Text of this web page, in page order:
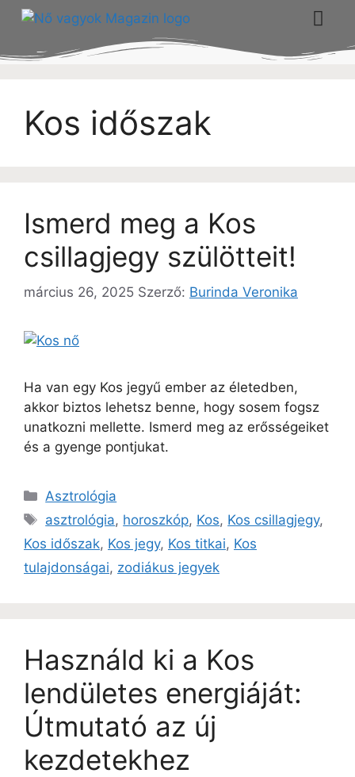
Kos időszak
Ismerd meg a Kos
csillagjegy szülötteit!
március 26, 2025 Szerző: Burinda Veronika
Ha van egy Kos jegyű ember az életedben,
akkor biztos lehetsz benne, hogy sosem fogsz
unatkozni mellette. Ismerd meg az erősségeiket
és a gyenge pontjukat.
Asztrológia
asztrológia, horoszkóp, Kos, Kos csillagjegy,
Kos időszak, Kos jegy, Kos titkai, Kos
tulajdonságai, zodiákus jegyek
Használd ki a Kos
lendületes energiáját:
Útmutató az új
kezdetekhez